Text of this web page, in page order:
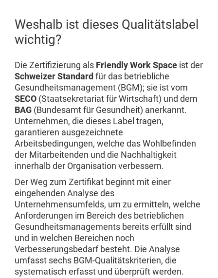
Weshalb ist dieses Qualitätslabel
wichtig?
Die Zertifizierung als Friendly Work Space ist der
Schweizer Standard für das betriebliche
Gesundheitsmanagement (BGM); sie ist vom
SECO (Staatsekretariat für Wirtschaft) und dem
BAG (Bundesamt für Gesundheit) anerkannt.
Unternehmen, die dieses Label tragen,
garantieren ausgezeichnete
Arbeitsbedingungen, welche das Wohlbefinden
der Mitarbeitenden und die Nachhaltigkeit
innerhalb der Organisation verbessern.
Der Weg zum Zertifikat beginnt mit einer
eingehenden Analyse des
Unternehmensumfelds, um zu ermitteln, welche
Anforderungen im Bereich des betrieblichen
Gesundheitsmanagements bereits erfüllt sind
und in welchen Bereichen noch
Verbesserungsbedarf besteht. Die Analyse
umfasst sechs BGM-Qualitätskriterien, die
systematisch erfasst und überprüft werden.